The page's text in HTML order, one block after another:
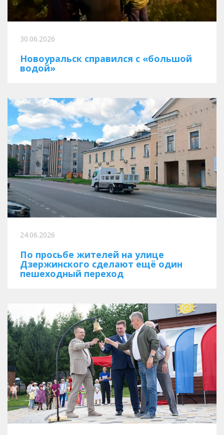
30.06.2026
Новоуральск справился с «большой
водой»
24.06.2026
По просьбе жителей на улице
Дзержинского сделают ещё один
пешеходный переход